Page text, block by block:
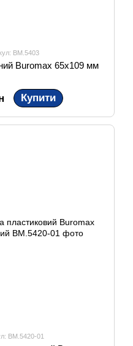
BM.5403
Buromax 65х109 мм
Купити
BM.5420-01